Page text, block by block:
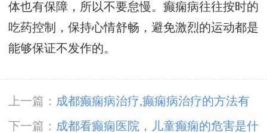
体也有保障，所以不要怠慢。癫痫病往往按时的
吃药控制，保持心情舒畅，避免激烈的运动都是
能够保证不发作的。
上一篇： 成都癫痫病治疗,癫痫病治疗的方法有
哪些?
下一篇： 成都看癫痫医院，儿童癫痫的危害是什